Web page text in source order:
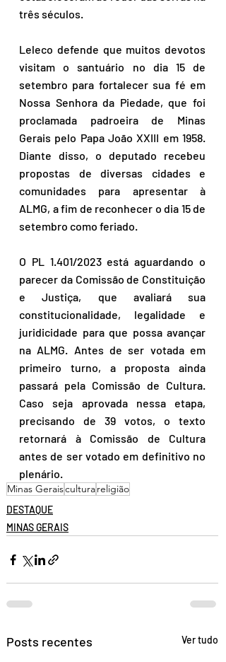
três séculos.
Leleco defende que muitos devotos
visitam o santuário no dia 15 de
setembro para fortalecer sua fé em
Nossa Senhora da Piedade, que foi
proclamada padroeira de Minas
Gerais pelo Papa João XXIII em 1958.
Diante disso, o deputado recebeu
propostas de diversas cidades e
comunidades para apresentar à
ALMG, a fim de reconhecer o dia 15 de
setembro como feriado.
O PL 1.401/2023 está aguardando o
parecer da Comissão de Constituição
e Justiça, que avaliará sua
constitucionalidade, legalidade e
juridicidade para que possa avançar
na ALMG. Antes de ser votada em
primeiro turno, a proposta ainda
passará pela Comissão de Cultura.
Caso seja aprovada nessa etapa,
precisando de 39 votos, o texto
retornará à Comissão de Cultura
antes de ser votado em definitivo no
plenário.
Minas Geraisculturareligião
DESTAQUE
MINAS GERAIS
Posts recentes Ver tudo